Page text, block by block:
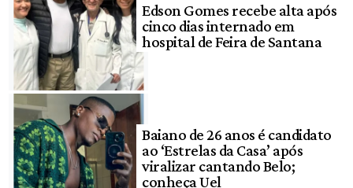
Edson Gomes recebe alta após
cinco dias internado em
hospital de Feira de Santana
Baiano de 26 anos é candidato
ao ‘Estrelas da Casa’ após
viralizar cantando Belo;
conheça Uel